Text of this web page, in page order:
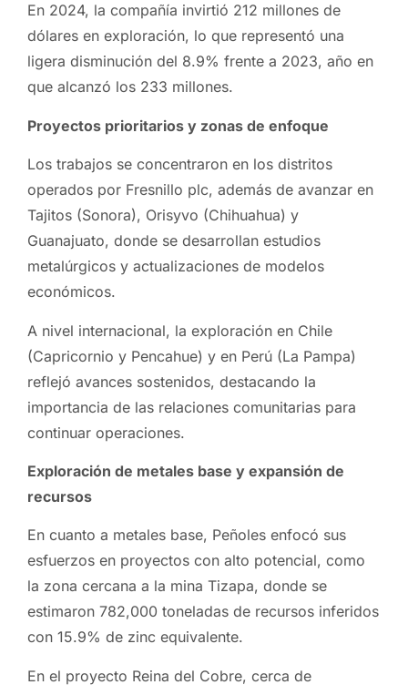
En 2024, la compañía invirtió 212 millones de
dólares en exploración, lo que representó una
ligera disminución del 8.9% frente a 2023, año en
que alcanzó los 233 millones.
Proyectos prioritarios y zonas de enfoque
Los trabajos se concentraron en los distritos
operados por Fresnillo plc, además de avanzar en
Tajitos (Sonora), Orisyvo (Chihuahua) y
Guanajuato, donde se desarrollan estudios
metalúrgicos y actualizaciones de modelos
económicos.
A nivel internacional, la exploración en Chile
(Capricornio y Pencahue) y en Perú (La Pampa)
reflejó avances sostenidos, destacando la
importancia de las relaciones comunitarias para
continuar operaciones.
Exploración de metales base y expansión de
recursos
En cuanto a metales base, Peñoles enfocó sus
esfuerzos en proyectos con alto potencial, como
la zona cercana a la mina Tizapa, donde se
estimaron 782,000 toneladas de recursos inferidos
con 15.9% de zinc equivalente.
En el proyecto Reina del Cobre, cerca de